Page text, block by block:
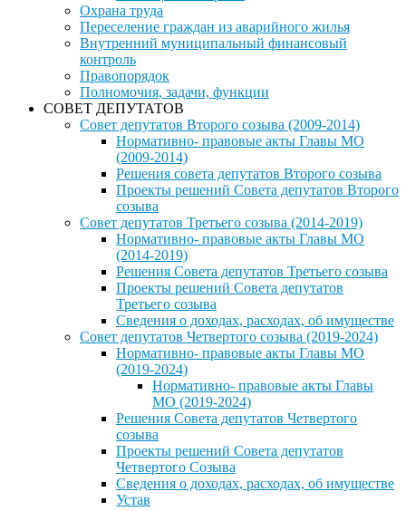
Охрана труда
Переселение граждан из аварийного жилья
Внутренний муниципальный финансовый
контроль
Правопорядок
Полномочия, задачи, функции
СОВЕТ ДЕПУТАТОВ
Совет депутатов Второго созыва (2009-2014)
Нормативно- правовые акты Главы МО
(2009-2014)
Решения совета депутатов Второго созыва
Проекты решений Совета депутатов Второго
созыва
Совет депутатов Третьего созыва (2014-2019)
Нормативно- правовые акты Главы МО
(2014-2019)
Решения Совета депутатов Третьего созыва
Проекты решений Совета депутатов
Третьего созыва
Сведения о доходах, расходах, об имуществе
Совет депутатов Четвертого созыва (2019-2024)
Нормативно- правовые акты Главы МО
(2019-2024)
Нормативно- правовые акты Главы
МО (2019-2024)
Решения Совета депутатов Четвертого
созыва
Проекты решений Совета депутатов
Четвертого Созыва
Сведения о доходах, расходах, об имуществе
Устав